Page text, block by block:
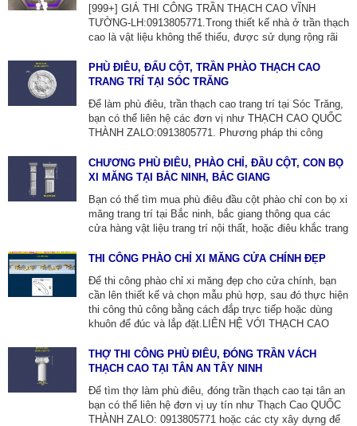
ZALO:0913805771.
[999+] GIÁ THI CÔNG TRẦN THẠCH CAO VĨNH
TƯỜNG-LH:0913805771.Trong thiết kế nhà ở trần thạch
cao là vật liệu không thể thiếu, được sử dụng rộng rãi
giúp nâng cao vẻ đẹp cho toàn bộ ngôi nhà trở nên ấn
tượng hơn.
PHÙ ĐIÊU, ĐẤU CỘT, TRẦN PHÀO THẠCH CAO
TRANG TRÍ TẠI SÓC TRĂNG
Để làm phù điêu, trần thạch cao trang trí tại Sóc Trăng,
bạn có thể liên hệ các đơn vị như THẠCH CAO QUỐC
THÀNH ZALO:0913805771. Phương pháp thi công
thống khung xương chính và phụ, lắp tấm thạch cao,
xử lý mối nối và hoàn thiện.
CHƯƠNG PHÙ ĐIÊU, PHÀO CHỈ, ĐẦU CỘT, CON BỌ
XI MĂNG TẠI BẮC NINH, BẮC GIANG
Bạn có thể tìm mua phù điêu đầu cột phào chỉ con bọ xi
măng trang trí tại Bắc ninh, bắc giang thông qua các
cửa hàng vật liệu trang trí nội thất, hoặc điêu khắc trang
ZALO:0913805771, Cty chúng tôi chuyên về phào chỉ,
địa phương.
THI CÔNG PHÀO CHỈ XI MĂNG CỬA CHÍNH ĐẸP
Để thi công phào chỉ xi măng đẹp cho cửa chính, bạn
cần lên thiết kế và chọn mẫu phù hợp, sau đó thực hiện
thi công thủ công bằng cách đắp trực tiếp hoặc dùng
khuôn để đúc và lắp đặt.LIÊN HỆ VỚI THẠCH CAO
TRỰC TIẾP VÀ LẮP ĐẶT PHÀO CHỈ ĐÚC SẴN.
THỢ THI CÔNG PHÙ ĐIÊU, ĐÓNG TRẦN VÁCH
THẠCH CAO TẠI TÂN AN TÂY NINH
Để tìm thợ làm phù điêu, đóng trần thạch cao tại tân an
bạn có thể liên hệ đơn vị uy tín như Thạch Cao QUỐC
THÀNH ZALO: 0913805771 hoặc các cty xây dựng để